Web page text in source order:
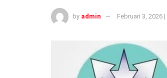
by admin Februari 3, 2026 |